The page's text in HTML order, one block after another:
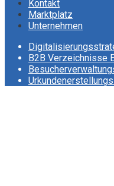
Kontakt
Marktplatz
Unternehmen
B2B Verzeichnisse